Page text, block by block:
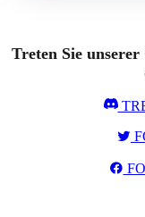
Treten Sie